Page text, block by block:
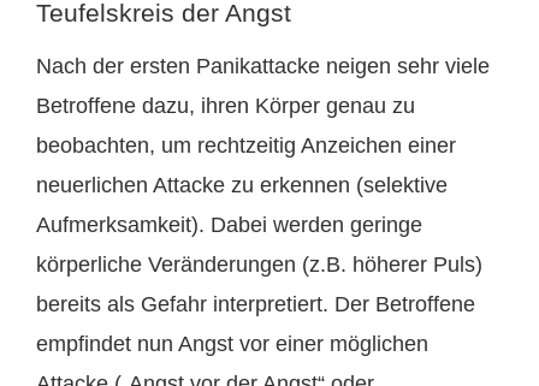
Teufelskreis der Angst
Nach der ersten Panikattacke neigen sehr viele
Betroffene dazu, ihren Körper genau zu
beobachten, um rechtzeitig Anzeichen einer
neuerlichen Attacke zu erkennen (selektive
Aufmerksamkeit). Dabei werden geringe
körperliche Veränderungen (z.B. höherer Puls)
bereits als Gefahr interpretiert. Der Betroffene
empfindet nun Angst vor einer möglichen